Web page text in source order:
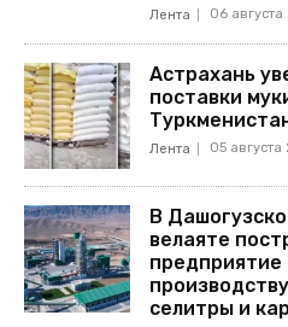
Лента 06
Астрахань
поставки
Лента 05
В
велаяте
предприятие
селитры и